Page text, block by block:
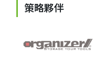
策略夥伴